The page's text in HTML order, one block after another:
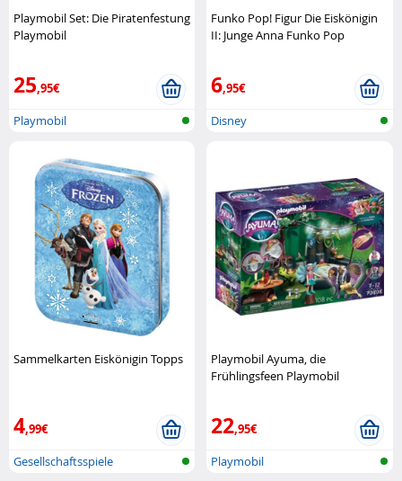
Playmobil Set: Die Piratenfestung
Playmobil
25,95€
Playmobil
Funko Pop! Figur Die Eiskönigin
II: Junge Anna Funko Pop
6,95€
Disney
Sammelkarten Eiskönigin Topps
4,99€
Gesellschaftsspiele
Playmobil Ayuma, die
Frühlingsfeen Playmobil
22,95€
Playmobil